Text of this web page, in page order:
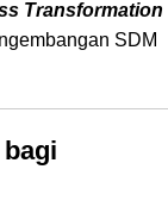
Transformation
SDM